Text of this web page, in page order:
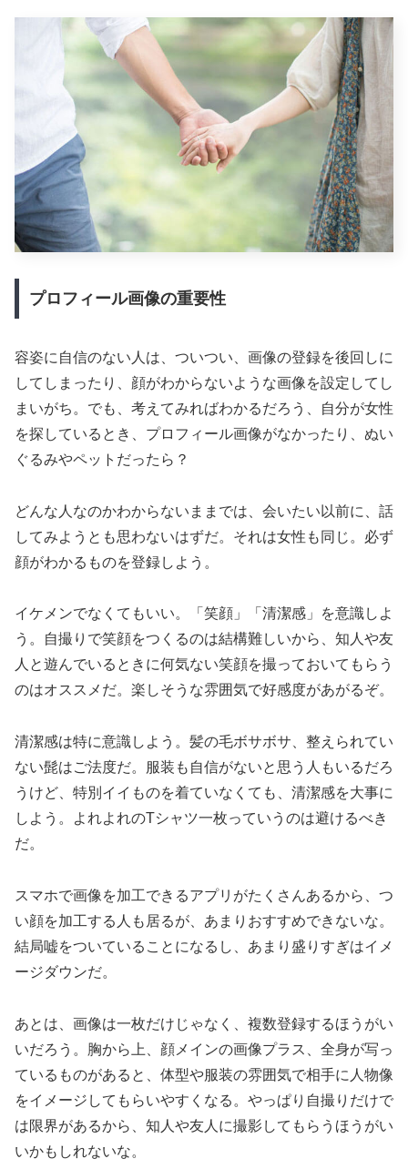
プロフィール画像の重要性
容姿に自信のない人は、ついつい、画像の登録を後回しに
してしまったり、顔がわからないような画像を設定してし
まいがち。でも、考えてみればわかるだろう、自分が女性
を探しているとき、プロフィール画像がなかったり、ぬい
ぐるみやペットだったら？
どんな人なのかわからないままでは、会いたい以前に、話
してみようとも思わないはずだ。それは女性も同じ。必ず
顔がわかるものを登録しよう。
イケメンでなくてもいい。「笑顔」「清潔感」を意識しよ
う。自撮りで笑顔をつくるのは結構難しいから、知人や友
人と遊んでいるときに何気ない笑顔を撮っておいてもらう
のはオススメだ。楽しそうな雰囲気で好感度があがるぞ。
清潔感は特に意識しよう。髪の毛ボサボサ、整えられてい
ない髭はご法度だ。服装も自信がないと思う人もいるだろ
うけど、特別イイものを着ていなくても、清潔感を大事に
しよう。よれよれのTシャツ一枚っていうのは避けるべき
だ。
スマホで画像を加工できるアプリがたくさんあるから、つ
い顔を加工する人も居るが、あまりおすすめできないな。
結局嘘をついていることになるし、あまり盛りすぎはイメ
ージダウンだ。
あとは、画像は一枚だけじゃなく、複数登録するほうがい
いだろう。胸から上、顔メインの画像プラス、全身が写っ
ているものがあると、体型や服装の雰囲気で相手に人物像
をイメージしてもらいやすくなる。やっぱり自撮りだけで
は限界があるから、知人や友人に撮影してもらうほうがい
いかもしれないな。